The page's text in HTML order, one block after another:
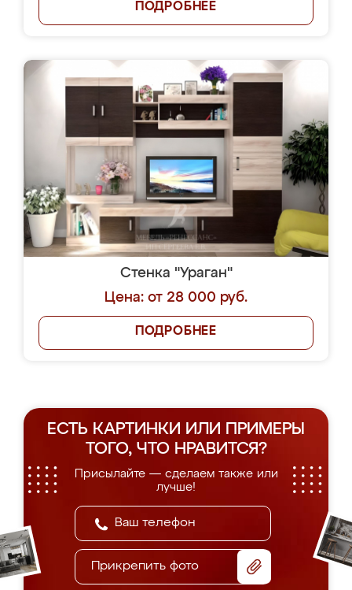
ПОДРОБНЕЕ
Стенка "Ураган"
Цена: от 28 000 руб.
ПОДРОБНЕЕ
ЕСТЬ КАРТИНКИ ИЛИ ПРИМЕРЫ
ТОГО, ЧТО НРАВИТСЯ?
Присылайте — сделаем также или
лучше!
Прикрепить фото